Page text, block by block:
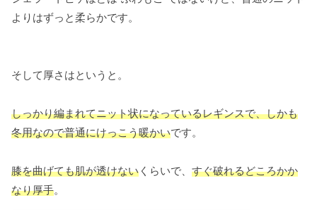
よりはずっと柔らかです。
そして厚さはというと。
しっかり編まれてニット状になっているレギンスで、しかも
冬用なので普通にけっこう暖かいです。
膝を曲げても肌が透けない くらいで、 すぐ破れるどころかか
なり厚手。